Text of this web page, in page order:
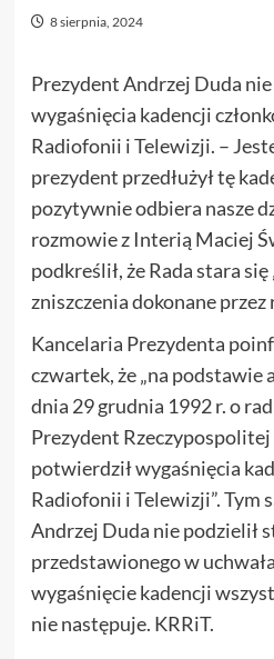
8 sierpnia, 2024
Prezydent Andrzej Duda
wygaśnięcia kadencji
Radiofonii i Telewizji. –
prezydent przedłużył tę
pozytywnie odbiera nasze
rozmowie z Interią Maciej
podkreślił, że Rada stara
zniszczenia dokonane przez
Kancelaria Prezydenta
czwartek, że „na podstawie
dnia 29 grudnia 1992 r. o
Prezydent
potwierdził wygaśnięcia
Radiofonii i Telewizji”. Tym
Andrzej Duda nie podzielił
przedstawionego w
wygaśnięcie kadencji
nie następuje. KRRiT.